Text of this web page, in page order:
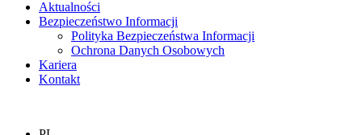
Aktualności
Bezpieczeństwo Informacji
Polityka Bezpieczeństwa Informacji
Ochrona Danych Osobowych
Kariera
Kontakt